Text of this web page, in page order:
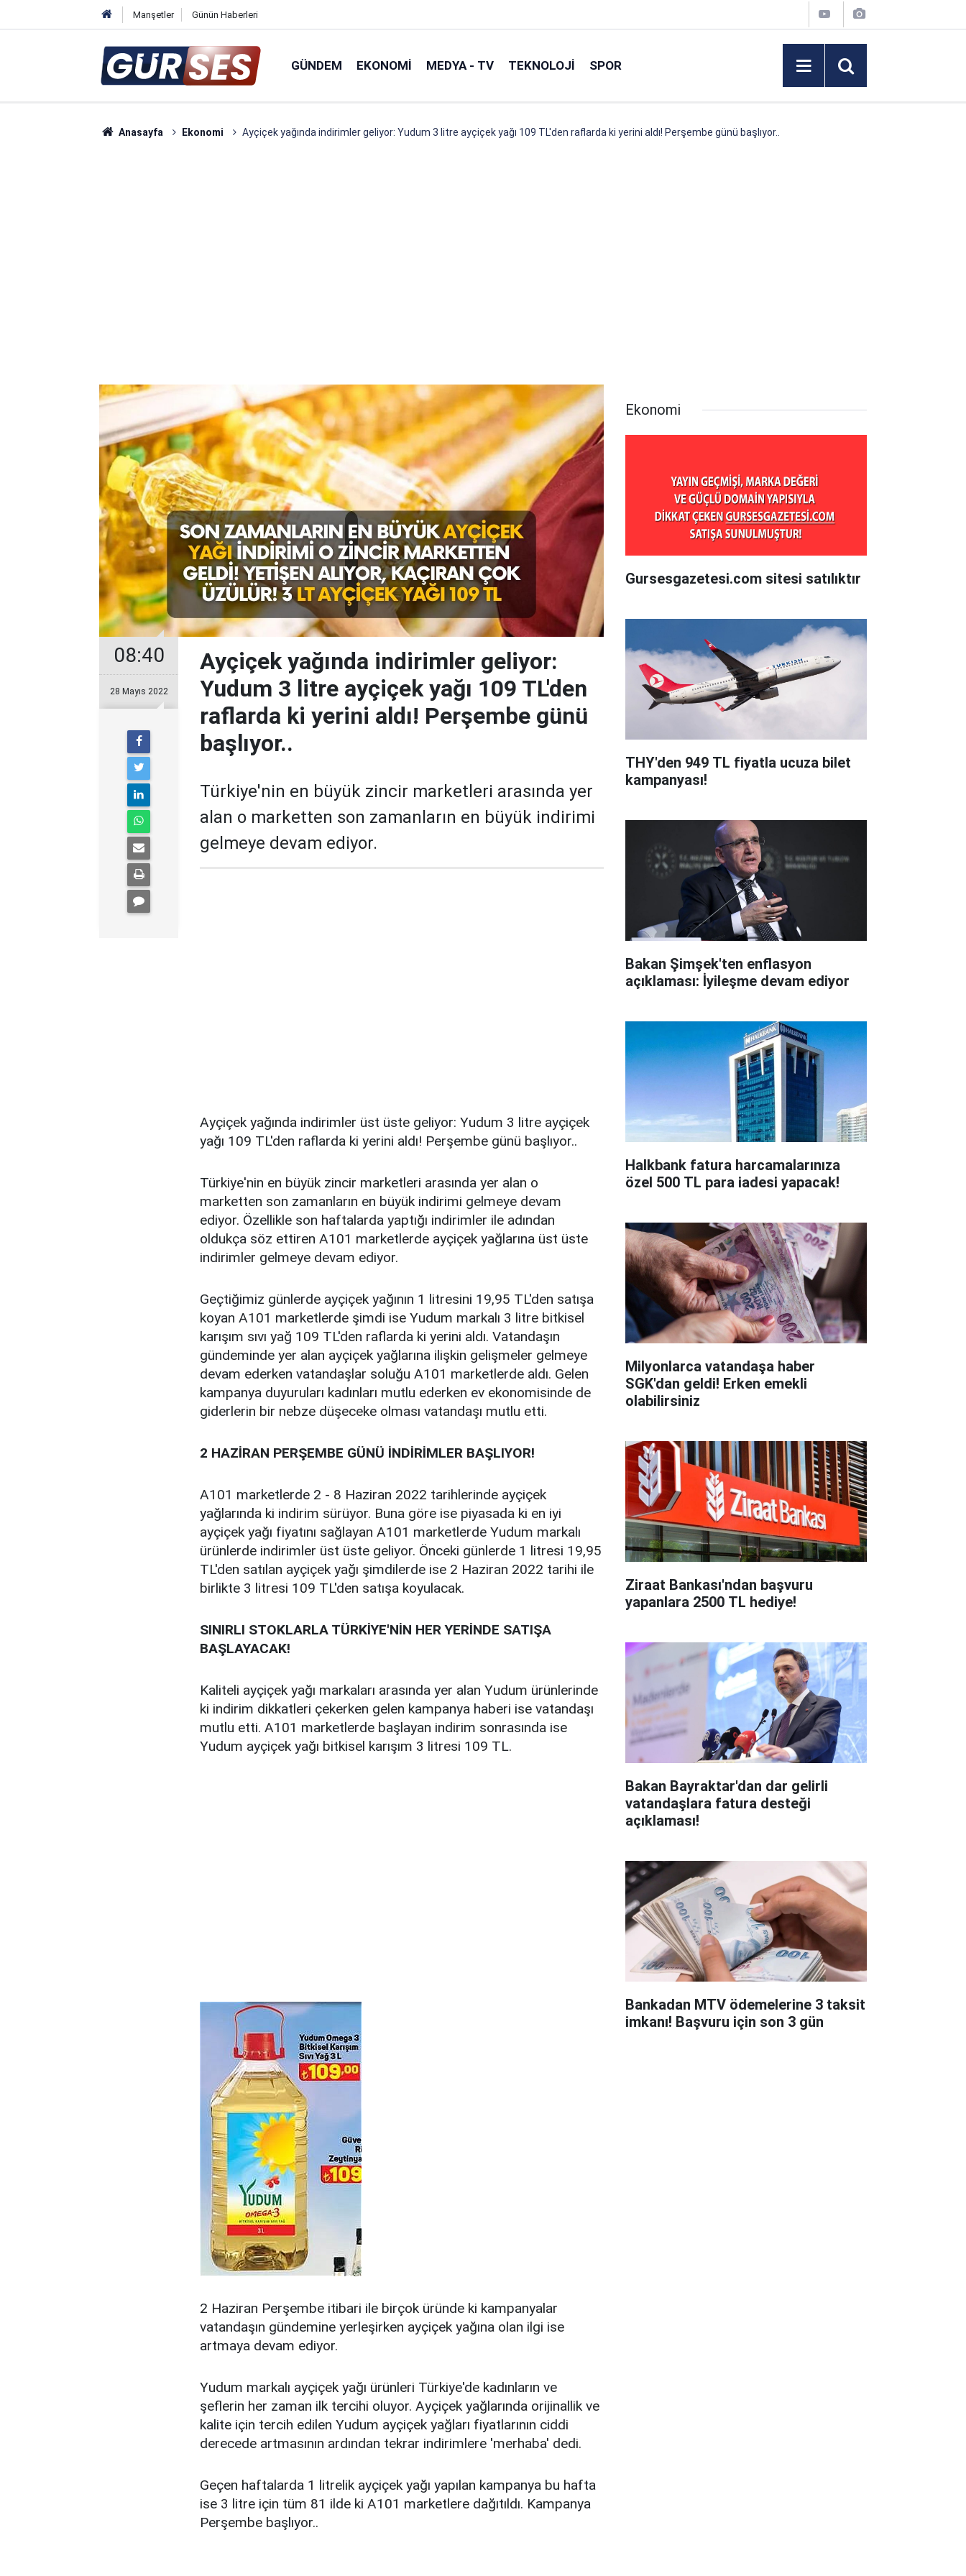
Manşetler Günün Haberleri
GÜNDEM EKONOMI MEDYA - TV TEKNOLOJI SPOR
Anasayfa Ekonomi Ayçiçek yağında indirimler geliyor: Yudum 3 litre ayçiçek yağı 109 TL'den raflarda ki yerini aldı! Perşembe günü başlıyor..
08:40
28 Mayıs 2022
Ayçiçek yağında indirimler geliyor:
Yudum 3 litre ayçiçek yağı 109 TL'den
raflarda ki yerini aldı! Perşembe günü
başlıyor..
Türkiye'nin en büyük zincir marketleri arasında yer
alan o marketten son zamanların en büyük indirimi
gelmeye devam ediyor.
Ayçiçek yağında indirimler üst üste geliyor: Yudum 3 litre ayçiçek
yağı 109 TL'den raflarda ki yerini aldı! Perşembe günü başlıyor..
Türkiye'nin en büyük zincir marketleri arasında yer alan o
marketten son zamanların en büyük indirimi gelmeye devam
ediyor. Özellikle son haftalarda yaptığı indirimler ile adından
oldukça söz ettiren A101 marketlerde ayçiçek yağlarına üst üste
indirimler gelmeye devam ediyor.
Geçtiğimiz günlerde ayçiçek yağının 1 litresini 19,95 TL'den satışa
koyan A101 marketlerde şimdi ise Yudum markalı 3 litre bitkisel
karışım sıvı yağ 109 TL'den raflarda ki yerini aldı. Vatandaşın
gündeminde yer alan ayçiçek yağlarına ilişkin gelişmeler gelmeye
devam ederken vatandaşlar soluğu A101 marketlerde aldı. Gelen
kampanya duyuruları kadınları mutlu ederken ev ekonomisinde de
giderlerin bir nebze düşeceke olması vatandaşı mutlu etti.
2 HAZİRAN PERŞEMBE GÜNÜ İNDİRİMLER BAŞLIYOR!
A101 marketlerde 2 - 8 Haziran 2022 tarihlerinde ayçiçek
yağlarında ki indirim sürüyor. Buna göre ise piyasada ki en iyi
ayçiçek yağı fiyatını sağlayan A101 marketlerde Yudum markalı
ürünlerde indirimler üst üste geliyor. Önceki günlerde 1 litresi 19,95
TL'den satılan ayçiçek yağı şimdilerde ise 2 Haziran 2022 tarihi ile
birlikte 3 litresi 109 TL'den satışa koyulacak.
SINIRLI STOKLARLA TÜRKİYE'NİN HER YERİNDE SATIŞA
BAŞLAYACAK!
Kaliteli ayçiçek yağı markaları arasında yer alan Yudum ürünlerinde
ki indirim dikkatleri çekerken gelen kampanya haberi ise vatandaşı
mutlu etti. A101 marketlerde başlayan indirim sonrasında ise
Yudum ayçiçek yağı bitkisel karışım 3 litresi 109 TL.
2 Haziran Perşembe itibari ile birçok üründe ki kampanyalar
vatandaşın gündemine yerleşirken ayçiçek yağına olan ilgi ise
artmaya devam ediyor.
Yudum markalı ayçiçek yağı ürünleri Türkiye'de kadınların ve
şeflerin her zaman ilk tercihi oluyor. Ayçiçek yağlarında orijinallik ve
kalite için tercih edilen Yudum ayçiçek yağları fiyatlarının ciddi
derecede artmasının ardından tekrar indirimlere 'merhaba' dedi.
Geçen haftalarda 1 litrelik ayçiçek yağı yapılan kampanya bu hafta
ise 3 litre için tüm 81 ilde ki A101 marketlere dağıtıldı. Kampanya
Perşembe başlıyor..
Ekonomi
Gursesgazetesi.com sitesi satılıktır
THY'den 949 TL fiyatla ucuza bilet
kampanyası!
Bakan Şimşek'ten enflasyon
açıklaması: İyileşme devam ediyor
Halkbank fatura harcamalarınıza
özel 500 TL para iadesi yapacak!
Milyonlarca vatandaşa haber
SGK'dan geldi! Erken emekli
olabilirsiniz
Ziraat Bankası'ndan başvuru
yapanlara 2500 TL hediye!
Bakan Bayraktar'dan dar gelirli
vatandaşlara fatura desteği
açıklaması!
Bankadan MTV ödemelerine 3 taksit
imkanı! Başvuru için son 3 gün